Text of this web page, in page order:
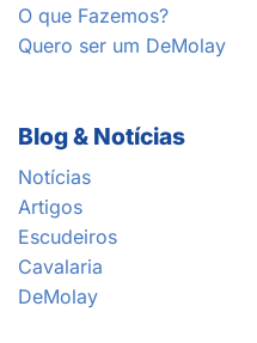
O que Fazemos?
Quero ser um DeMolay
Blog & Notícias
Notícias
Artigos
Escudeiros
Cavalaria
DeMolay